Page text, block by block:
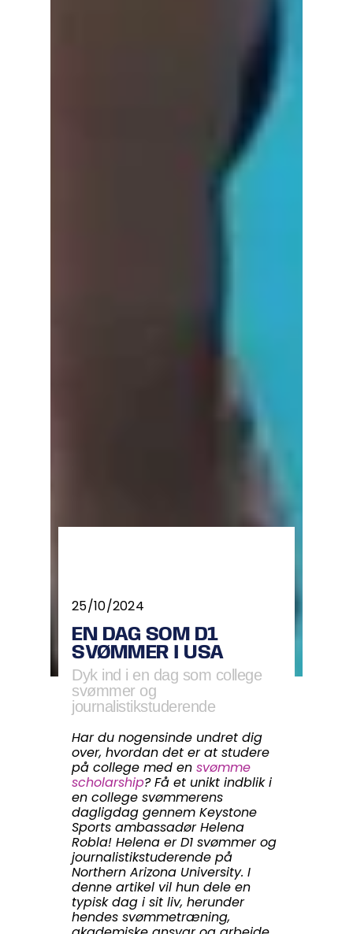
25/10/2024
EN DAG SOM D1
SVØMMER I USA
Dyk ind i en dag som college
svømmer og
journalistikstuderende
Har du nogensinde undret dig
over, hvordan det er at studere
på college med en svømme
scholarship? Få et unikt indblik i
en college svømmerens
dagligdag gennem Keystone
Sports ambassadør Helena
Robla! Helena er D1 svømmer og
journalistikstuderende på
Northern Arizona University. I
denne artikel vil hun dele en
typisk dag i sit liv, herunder
hendes svømmetræning,